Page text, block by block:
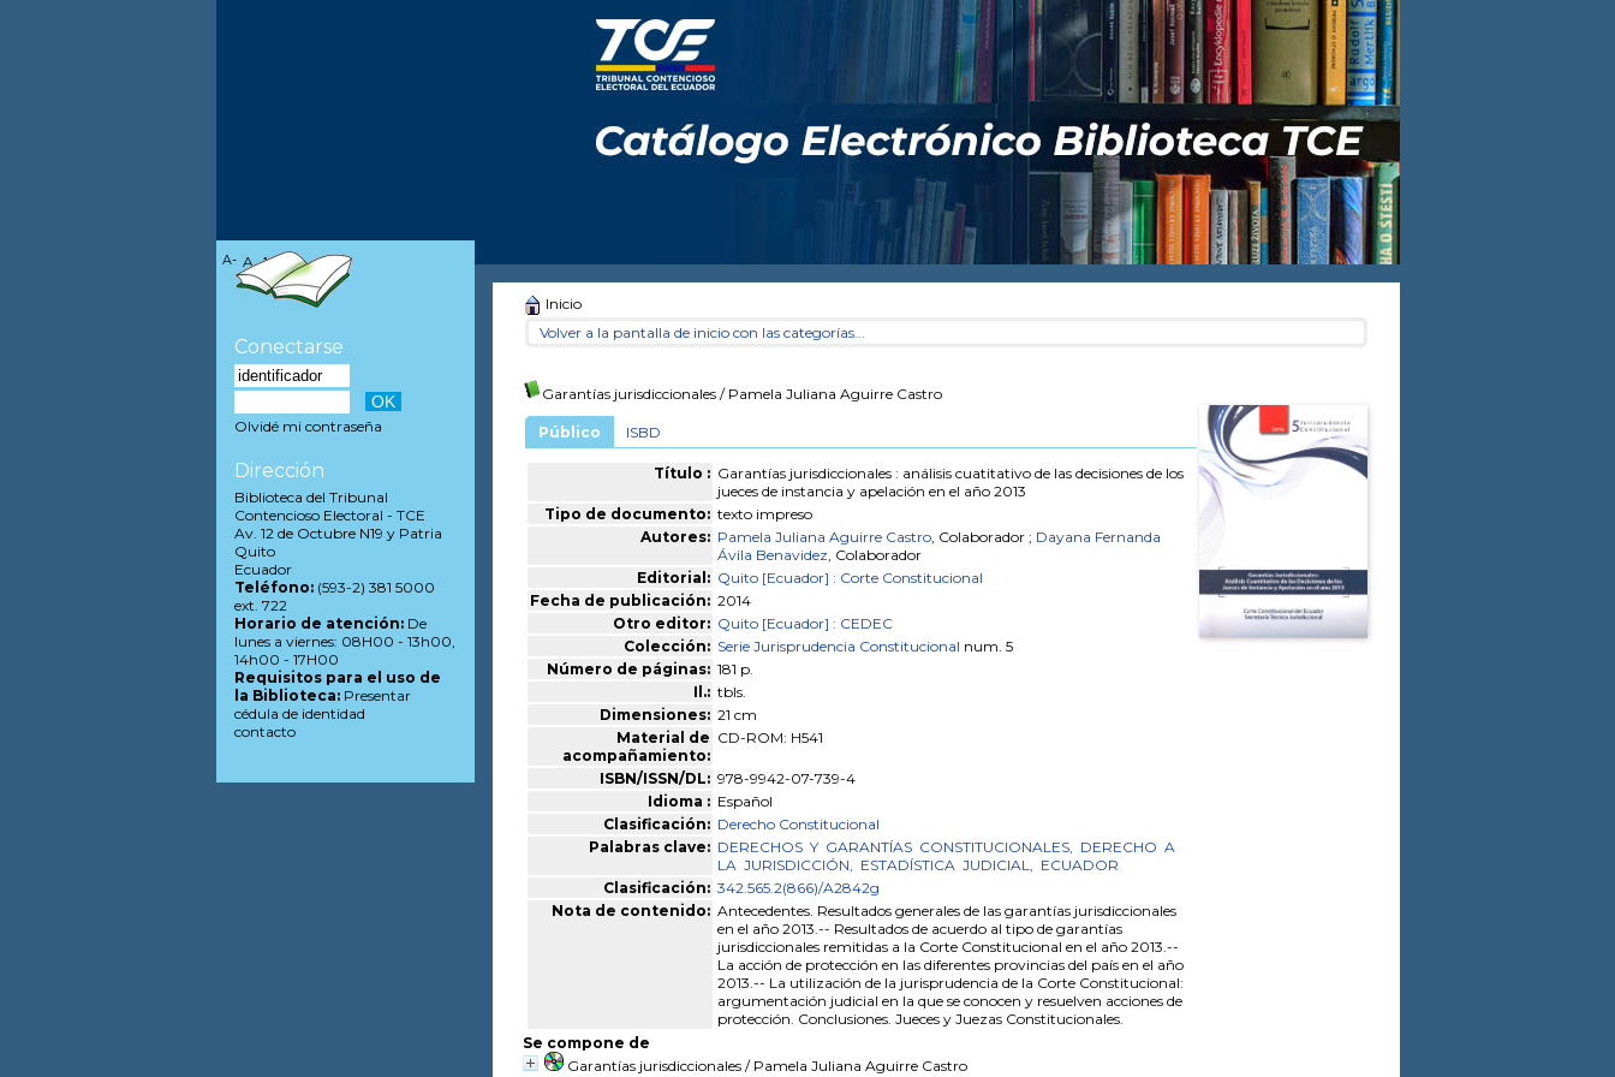
Inicio
Volver a la pantalla de inicio con las categorías...
Garantías jurisdiccionales/ Pamela Juliana Aguirre Castro
Público ISBD
Título : Garantías jurisdiccionales : análisis cuatitativo de las decisiones de los
jueces de instancia y apelación en el año 2013
Tipo de documento: texto impreso
Autores: Pamela Juliana Aguirre Castro, Colaborador ; Dayana Fernanda
Ávila Benavidez , Colaborador
Editorial: Quito [Ecuador] : Corte Constitucional
Fecha de publicación: 2014
Otro editor: Quito [Ecuador] : CEDEC
Colección: Serie Jurisprudencia Constitucional num. 5
Número de páginas: 181 p.
Il.: tbls.
Dimensiones: 21 cm
Material de
acompañamiento:
CD-ROM: H541
ISBN/ISSN/DL: 978-9942-07-739-4
Idioma : Español
Clasificación: Derecho Constitucional
Palabras clave: DERECHOS Y GARANTÍAS CONSTITUCIONALES, DERECHO A
LA JURISDICCIÓN, ESTADÍSTICA JUDICIAL,
ECUADOR
Clasificación: 342.565.2(866)/A2842g
Nota de contenido: Antecedentes. Resultados generales de las garantías jurisdiccionales
en el año 2013.-- Resultados de acuerdo al tipo de garantías
jurisdiccionales remitidas a la Corte Constitucional en el año 2013.--
La acción de protección en las diferentes provincias del país en el año
2013.-- La utilización de la jurisprudencia de la Corte Constitucional:
argumentación judicial en la que se conocen y resuelven acciones de
protección. Conclusiones. Jueces y Juezas Constitucionales.
Se compone de
Garantías jurisdiccionales/ Pamela Juliana Aguirre Castro
A- A A+
Conectarse
Olvidé mi contraseña
Dirección
Biblioteca del Tribunal
Contencioso Electoral - TCE
Av. 12 de Octubre N19 y Patria
Quito
Ecuador
Teléfono:(593-2) 381 5000
ext. 722
Horario de atención:De
lunes a viernes: 08H00 - 13h00,
14h00 - 17H00
Requisitos para el uso de
la Biblioteca:Presentar
cédula de identidad
contacto